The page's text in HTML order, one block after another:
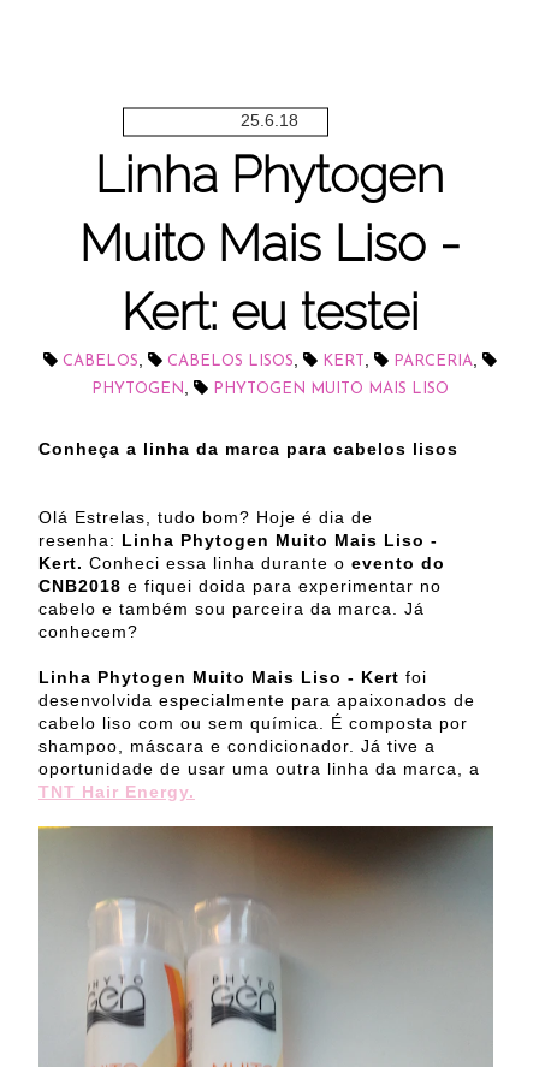
25.6.18
Linha Phytogen
Muito Mais Liso -
Kert: eu testei
CABELOS, CABELOS LISOS, KERT , PARCERIA,
PHYTOGEN, PHYTOGEN MUITO MAIS LISO
Conheça a linha da marca para cabelos lisos
Olá Estrelas, tudo bom? Hoje é dia de
resenha: Linha Phytogen Muito Mais Liso -
Kert. Conheci essa linha durante o evento do
CNB2018 e fiquei doida para experimentar no
cabelo e também sou parceira da marca. Já
conhecem?
Linha Phytogen Muito Mais Liso - Kert foi
desenvolvida especialmente para apaixonados de
cabelo liso com ou sem química. É composta por
shampoo, máscara e condicionador. Já tive a
oportunidade de usar uma outra linha da marca, a
TNT Hair Energy.